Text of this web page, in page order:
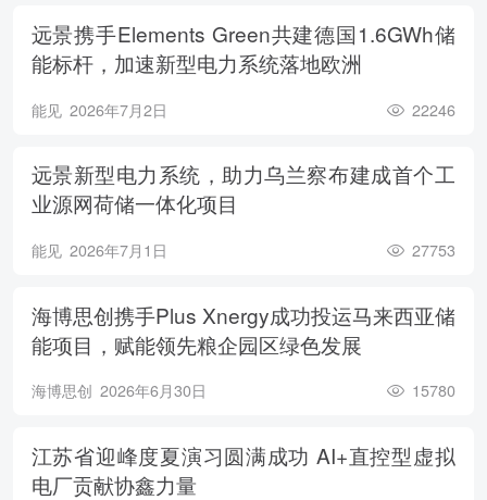
远景携手Elements Green共建德国1.6GWh储
能标杆，加速新型电力系统落地欧洲
能见 2026年7月2日 22246
远景新型电力系统，助力乌兰察布建成首个工
业源网荷储一体化项目
能见 2026年7月1日 27753
海博思创携手Plus Xnergy成功投运马来西亚储
能项目，赋能领先粮企园区绿色发展
海博思创 2026年6月30日 15780
江苏省迎峰度夏演习圆满成功 AI+直控型虚拟
电厂贡献协鑫力量